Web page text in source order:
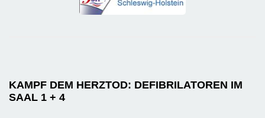
KAMPF DEM HERZTOD: DEFIBRILATOREN IM
SAAL 1 + 4